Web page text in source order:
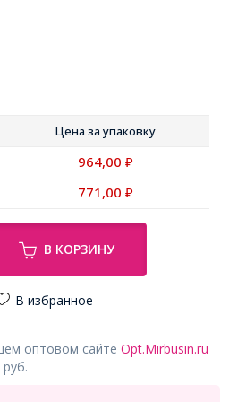
Цена за упаковку
964,00 ₽
771,00 ₽
В КОРЗИНУ
В избранное
оптовом сайте Opt.Mirbusin.ru